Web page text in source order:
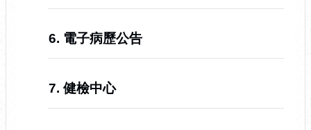
6. 電子病歷公告
7. 健檢中心